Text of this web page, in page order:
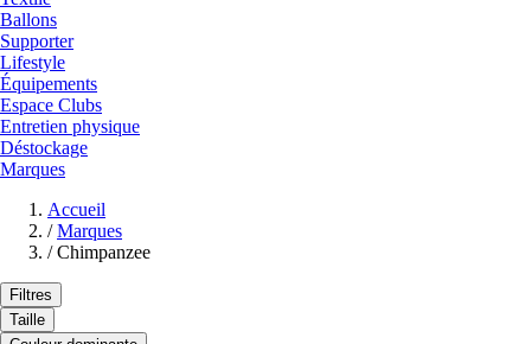
Ballons
Supporter
Lifestyle
Équipements
Espace Clubs
Entretien physique
Déstockage
Marques
Accueil
/ Marques
/ Chimpanzee
Filtres
Taille